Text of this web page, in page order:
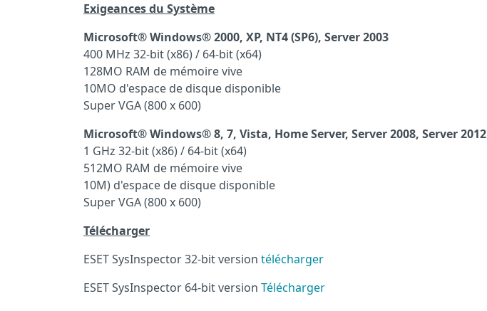
Exigeances du Système
Microsoft® Windows® 2000, XP, NT4 (SP6), Server 2003
400 MHz 32-bit (x86) / 64-bit (x64)
128MO RAM de mémoire vive
10MO d'espace de disque disponible
Super VGA (800 x 600)
Microsoft® Windows® 8, 7, Vista, Home Server, Server 2008, Server 2012
1 GHz 32-bit (x86) / 64-bit (x64)
512MO RAM de mémoire vive
10M) d'espace de disque disponible
Super VGA (800 x 600)
Télécharger
ESET SysInspector 32-bit version télécharger
ESET SysInspector 64-bit version Télécharger